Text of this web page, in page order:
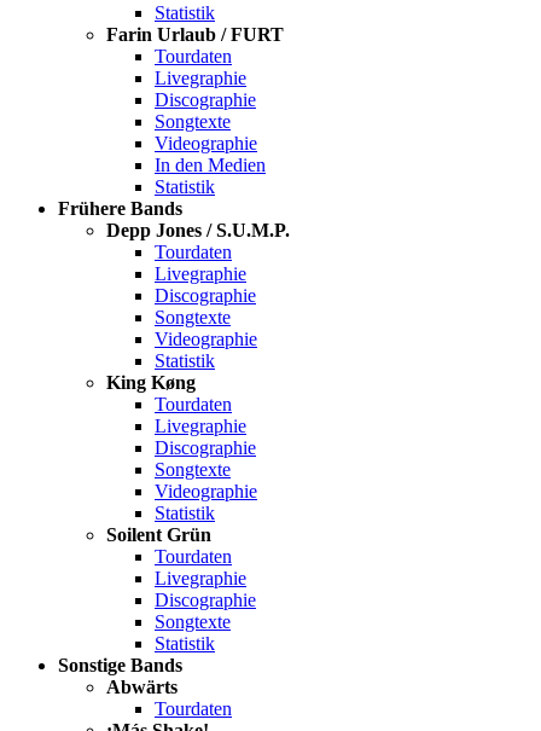
Statistik
Farin Urlaub / FURT
Tourdaten
Livegraphie
Discographie
Songtexte
Videographie
In den Medien
Statistik
Frühere Bands
Depp Jones / S.U.M.P.
Tourdaten
Livegraphie
Discographie
Songtexte
Videographie
Statistik
King Køng
Tourdaten
Livegraphie
Discographie
Songtexte
Videographie
Statistik
Soilent Grün
Tourdaten
Livegraphie
Discographie
Songtexte
Statistik
Sonstige Bands
Abwärts
Tourdaten